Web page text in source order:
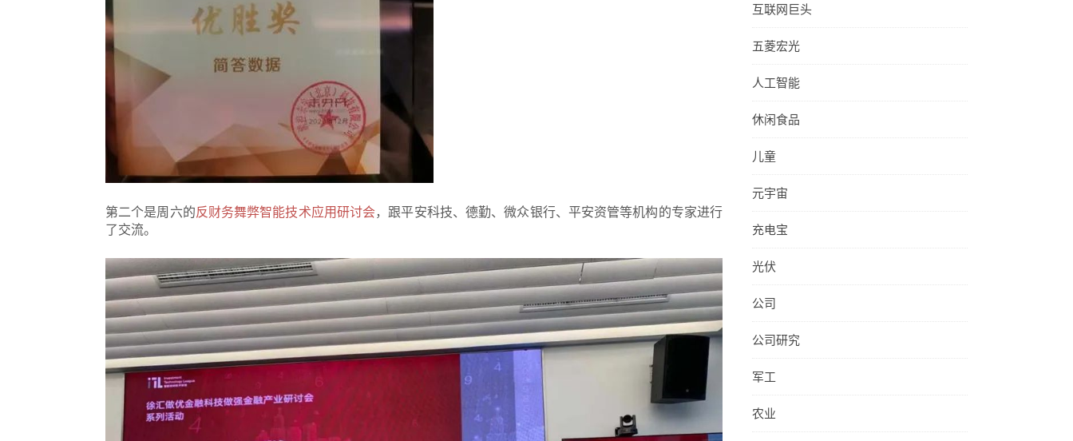
第二个是周六的反财务舞弊智能技术应用研讨会，跟平安科技、德勤、微众银行、平安资管等机构的专家进行
了交流。
互联网巨头
五菱宏光
人工智能
休闲食品
儿童
元宇宙
充电宝
光伏
公司
公司研究
军工
农业